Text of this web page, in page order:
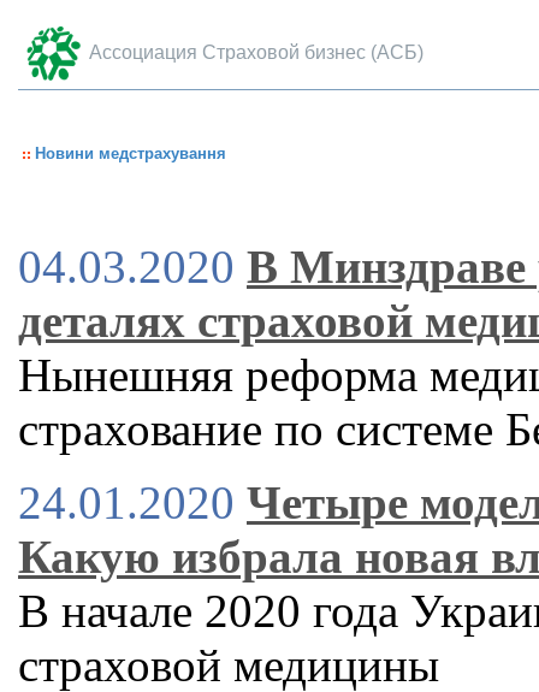
Ассоциация Страховой бизнес (АСБ)
Новини медстрахування
04.03.2020 В Минздраве
деталях страховой
Нынешняя реформа
страхование по системе
24.01.2020 Четыре
Какую избрала новая
В начале 2020 года
страховой медицины